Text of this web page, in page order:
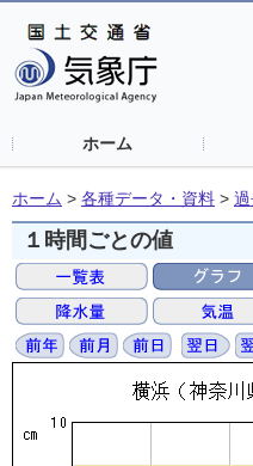
ホーム
ホーム > 各種データ・資料 >
１時間ごとの値